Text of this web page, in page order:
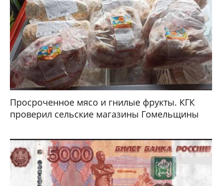
Просроченное мясо и гнилые фрукты. КГК
проверил сельские магазины Гомельщины